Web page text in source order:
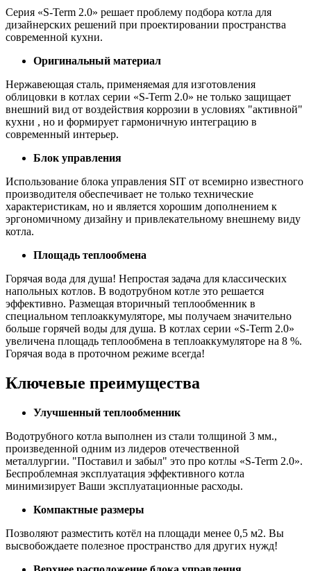
Серия «S-Term 2.0» решает проблему подбора котла для
дизайнерских решений при проектировании пространства
современной кухни.
Оригинальный материал
Нержавеющая сталь, применяемая для изготовления
облицовки в котлах серии «S-Term 2.0» не только защищает
внешний вид от воздействия коррозии в условиях "активной"
кухни , но и формирует гармоничную интеграцию в
современный интерьер.
Блок управления
Использование блока управления SIT от всемирно известного
производителя обеспечивает не только технические
характеристикам, но и является хорошим дополнением к
эргономичному дизайну и привлекательному внешнему виду
котла.
Площадь теплообмена
Горячая вода для душа! Непростая задача для классических
напольных котлов. В водотрубном котле это решается
эффективно. Размещая вторичный теплообменник в
специальном теплоаккумуляторе, мы получаем значительно
больше горячей воды для душа. В котлах серии «S-Term 2.0»
увеличена площадь теплообмена в теплоаккумуляторе на 8 %.
Горячая вода в проточном режиме всегда!
Ключевые преимущества
Улучшенный теплообменник
Водотрубного котла выполнен из стали толщиной 3 мм.,
произведенной одним из лидеров отечественной
металлургии. "Поставил и забыл" это про котлы «S-Term 2.0».
Беспроблемная эксплуатация эффективного котла
минимизирует Ваши эксплуатационные расходы.
Компактные размеры
Позволяют разместить котёл на площади менее 0,5 м2. Вы
высвобождаете полезное пространство для других нужд!